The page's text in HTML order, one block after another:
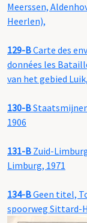
Meerssen,
Heerlen),
129-BCarte des
données les
van het gebied
130-B
1906
131-B Zuid-
Limburg, 1971
134-BGeen titel,
spoorweg Sittard-